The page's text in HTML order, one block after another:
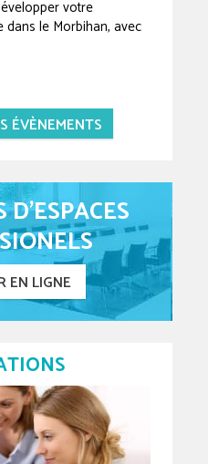
votre
dans le Morbihan, avec
ÉVÈNEMENTS
EN LIGNE